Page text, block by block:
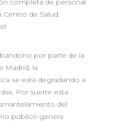
completa de personal
Centro de Salud.
por parte de la
Madrid, la
se está degradando a
Por suerte esta
del
público genera